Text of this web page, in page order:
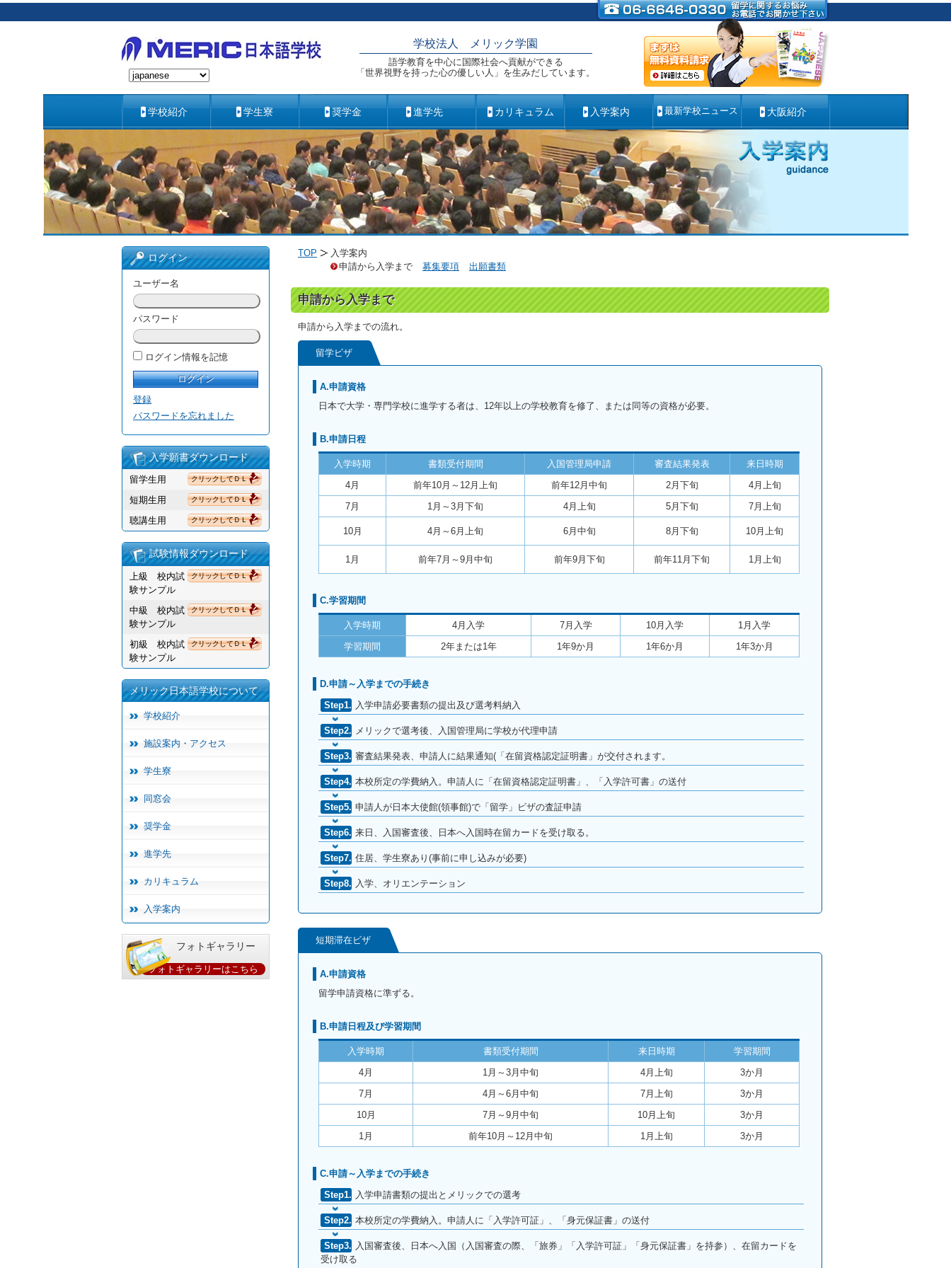
学校法人 メリック学園
語学教育を中心に国際社会へ貢献ができる
「世界視野を持った心の優しい人」を生みだしています。
学校紹介 学生寮 奨学金 進学先 カリキュラム 入学案内 最新学校ニュース 大阪紹介
ログイン
ユーザー名
パスワード
ログイン情報を記憶
登録
パスワードを忘れました
入学願書ダウンロード
留学生用 クリックしてＤＬ
短期生用 クリックしてＤＬ
聴講生用 クリックしてＤＬ
試験情報ダウンロード
クリックしてＤＬ
上級 校内試
験サンプル
クリックしてＤＬ
中級 校内試
験サンプル
クリックしてＤＬ
初級 校内試
験サンプル
メリック日本語学校について
学校紹介
施設案内・アクセス
学生寮
同窓会
奨学金
進学先
カリキュラム
入学案内
フォトギャラリー
フォトギャラリーはこちら
TOP
入学案内
申請から入学まで
募集要項 出願書類
申請から入学まで
申請から入学までの流れ。
留学ビザ
A.申請資格
日本で大学・専門学校に進学する者は、12年以上の学校教育を修了、または同等の資格が必要。
B.申請日程
入学時期 書類受付期間 入国管理局申請 審査結果発表
来日時期
4月
前年10月～12月上旬 前年12月中旬 2月下旬
4月上旬
7月
1月～3月下旬 4月上旬 5月下旬 7月上旬
10月 4月～6月上旬 6月中旬 8月下旬 10月上旬
1月 前年7月～9月中旬 前年9月下旬 前年11月下旬 1月上旬
C.学習期間
入学時期 4月入学 7月入学 10月入学
1月入学
学習期間
2年または1年 1年9か月 1年6か月 1年3か月
D.申請～入学までの手続き
入学申請必要書類の提出及び選考料納入
メリックで選考後、入国管理局に学校が代理申請
審査結果発表、申請人に結果通知(「在留資格認定証明書」が交付されます。
本校所定の学費納入。申請人に「在留資格認定証明書」、「入学許可書」の送付
申請人が日本大使館(領事館)で「留学」ビザの査証申請
来日、入国審査後、日本へ入国時在留カードを受け取る。
住居、学生寮あり(事前に申し込みが必要)
入学、オリエンテーション
短期滞在ビザ
A.申請資格
留学申請資格に準ずる。
B.申請日程及び学習期間
入学時期 書類受付期間 来日時期
学習期間
4月
1月～3月中旬 4月上旬
3か月
7月
4月～6月中旬 7月上旬
3か月
10月
7月～9月中旬 10月上旬
3か月
1月
前年10月～12月中旬 1月上旬 3か月
C.申請～入学までの手続き
入学申請書類の提出とメリックでの選考
本校所定の学費納入。申請人に「入学許可証」、「身元保証書」の送付
入国審査後、日本へ入国（入国審査の際、「旅券」「入学許可証」「身元保証書」を持参）、在留カードを
受け取る